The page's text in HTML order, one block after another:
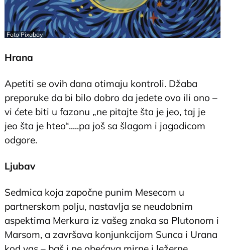
Foto Pixabay
Hrana
Apetiti se ovih dana otimaju kontroli. Džaba
preporuke da bi bilo dobro da jedete ovo ili ono –
vi ćete biti u fazonu „ne pitajte šta je jeo, taj je
jeo šta je hteo“.....pa još sa šlagom i jagodicom
odgore.
Ljubav
Sedmica koja započne punim Mesecom u
partnerskom polju, nastavlja se neudobnim
aspektima Merkura iz vašeg znaka sa Plutonom i
Marsom, a završava konjunkcijom Sunca i Urana